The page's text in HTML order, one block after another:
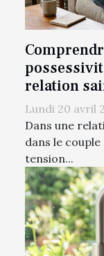
relation
Lundi 20 avril
Dans une
dans le
tension...